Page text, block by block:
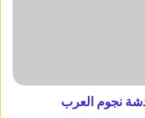
نجوم العرب